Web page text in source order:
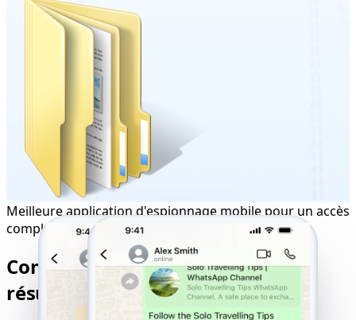
Meilleure application d'espionnage mobile pour un accès
complet
Compatibilité parfaite pour des
résultats de suivi optimaux